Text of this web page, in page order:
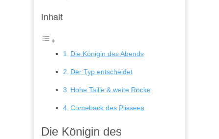
Inhalt
Die Königin des Abends
Der Typ entscheidet
Hohe Taille & weite Röcke
Comeback des Plissees
Die Königin des